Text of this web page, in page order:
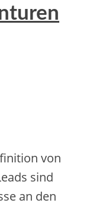
von
sind
an den